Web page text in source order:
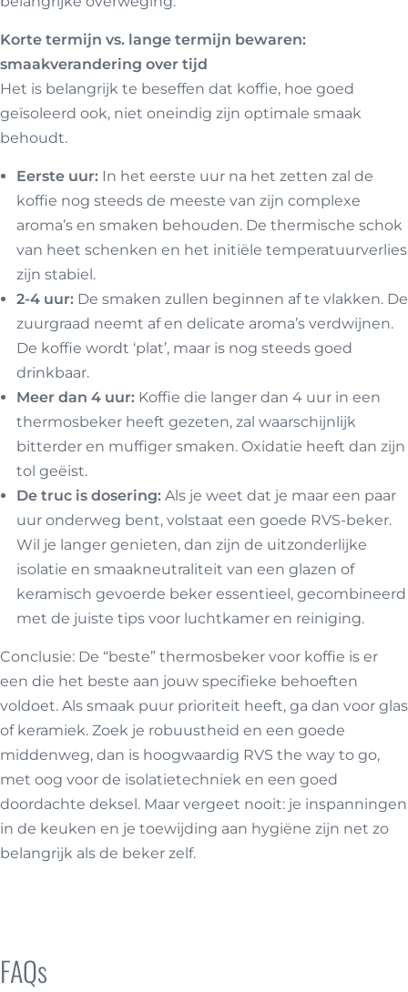
Korte termijn vs. lange termijn bewaren:
smaakverandering over tijd
Het is belangrijk te beseffen dat koffie, hoe goed
geïsoleerd ook, niet oneindig zijn optimale smaak
behoudt.
Eerste uur: In het eerste uur na het zetten zal de
koffie nog steeds de meeste van zijn complexe
aroma’s en smaken behouden. De thermische schok
van heet schenken en het initiële temperatuurverlies
zijn stabiel.
2-4 uur: De smaken zullen beginnen af te vlakken. De
zuurgraad neemt af en delicate aroma’s verdwijnen.
De koffie wordt ‘plat’, maar is nog steeds goed
drinkbaar.
Meer dan 4 uur: Koffie die langer dan 4 uur in een
thermosbeker heeft gezeten, zal waarschijnlijk
bitterder en muffiger smaken. Oxidatie heeft dan zijn
tol geëist.
De truc is dosering: Als je weet dat je maar een paar
uur onderweg bent, volstaat een goede RVS-beker.
Wil je langer genieten, dan zijn de uitzonderlijke
isolatie en smaakneutraliteit van een glazen of
keramisch gevoerde beker essentieel, gecombineerd
met de juiste tips voor luchtkamer en reiniging.
Conclusie: De “beste” thermosbeker voor koffie is er
een die het beste aan jouw specifieke behoeften
voldoet. Als smaak puur prioriteit heeft, ga dan voor glas
of keramiek. Zoek je robuustheid en een goede
middenweg, dan is hoogwaardig RVS the way to go,
met oog voor de isolatietechniek en een goed
doordachte deksel. Maar vergeet nooit: je inspanningen
in de keuken en je toewijding aan hygiëne zijn net zo
belangrijk als de beker zelf.
FAQs